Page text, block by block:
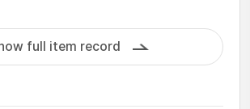
full item record